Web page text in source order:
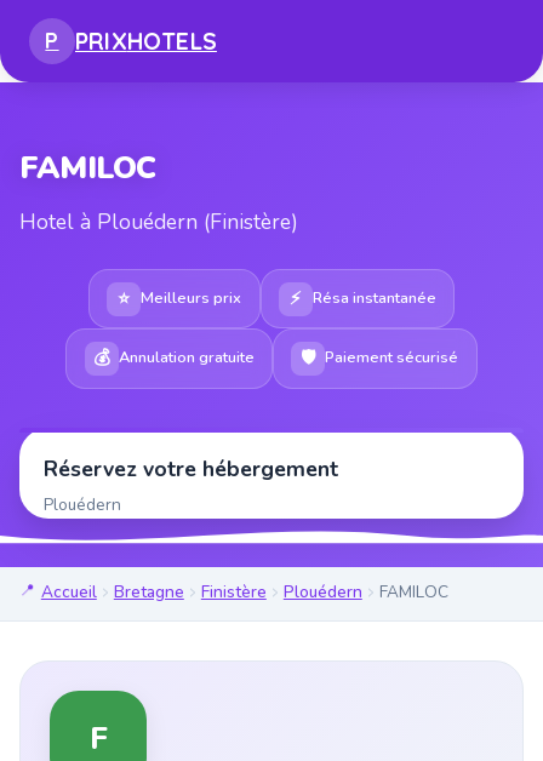
P PRIXHOTELS
FAMILOC
Hotel à Plouédern (Finistère)
⭐ Meilleurs prix ⚡ Résa instantanée
💰 Annulation gratuite 🛡 Paiement sécurisé
Réservez votre hébergement
Plouédern
Accueil Bretagne Finistère Plouédern FAMILOC
F